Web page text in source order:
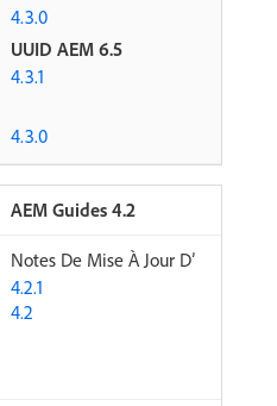
4.3.0
UUID AEM 6.5
4.3.1
4.3.0
AEM Guides 4.2
Notes De Mise À Jour D’
4.2.1
4.2 ​